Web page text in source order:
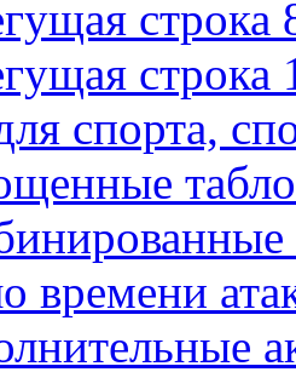
строка
строка
спорта,
табло
времени